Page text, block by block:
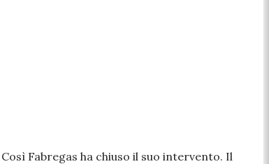
Così Fabregas ha chiuso il suo intervento. Il